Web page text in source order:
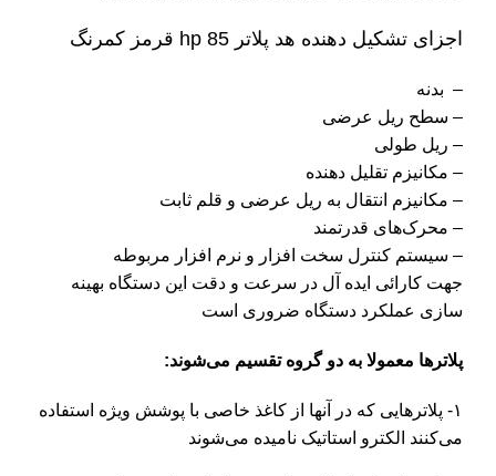
اجزای تشکیل دهنده هد پلاتر 85 hp قرمز کمرنگ
– بدنه
– سطح ریل عرضی
– ریل طولی
– مکانیزم تقلیل دهنده
– مکانیزم انتقال به ریل عرضی و قلم ثابت
– محرک‌های قدرتمند
– سیستم کنترل سخت افزار و نرم افزار مربوطه
جهت کارائی ایده آل در سرعت و دقت این دستگاه بهینه
سازی عملکرد دستگاه ضروری است
پلاترها معمولا به دو گروه تقسیم می‌شوند:
۱- پلاترهایی که در آنها از کاغذ خاصی با پوشش ویژه استفاده
می‌کنند الکترو استاتیک نامیده می‌شوند